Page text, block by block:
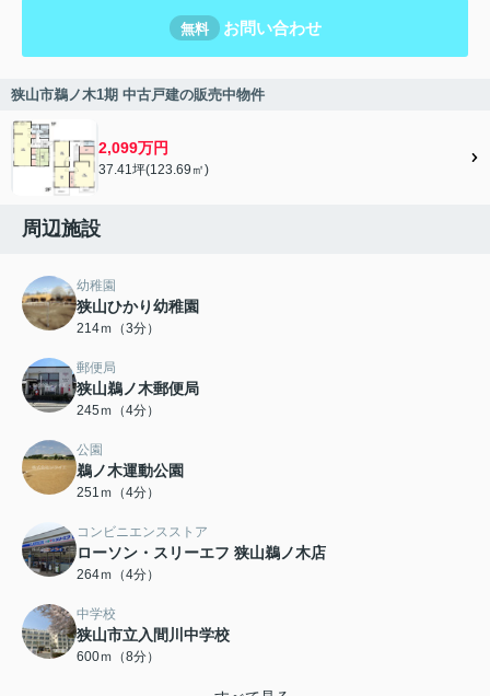
無料 お問い合わせ
狭山市鵜ノ木1期 中古戸建の販売中物件
2,099万円
37.41坪(123.69㎡)
周辺施設
幼稚園
狭山ひかり幼稚園
214ｍ（3分）
郵便局
狭山鵜ノ木郵便局
245ｍ（4分）
公園
鵜ノ木運動公園
251ｍ（4分）
コンビニエンスストア
ローソン・スリーエフ 狭山鵜ノ木店
264ｍ（4分）
中学校
狭山市立入間川中学校
600ｍ（8分）